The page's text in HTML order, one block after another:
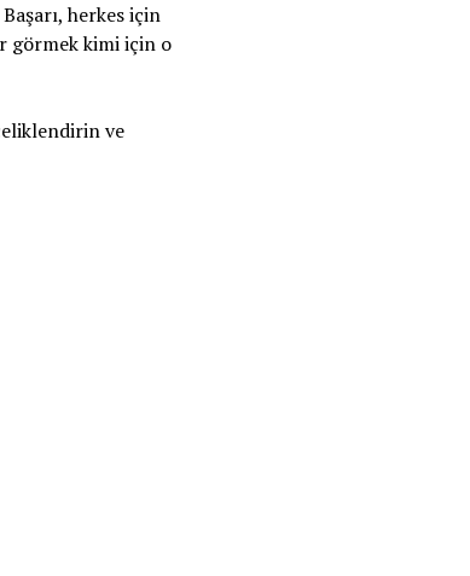
herkes için
görmek kimi için o
ve